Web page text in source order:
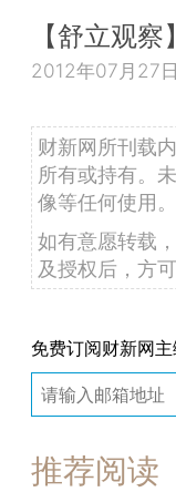
【舒立观
2012年07月27日
财新网所刊载
所有或持有。
像等任何使用。
如有意愿转载
及授权后，方可
免费订阅财新网
推荐阅读